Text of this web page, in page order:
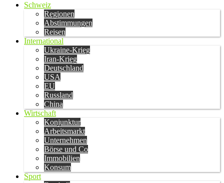
Schweiz
Regionen
Abstimmungen
Reisen
International
Ukraine-Krieg
Iran-Krieg
Deutschland
USA
EU
Russland
China
Wirtschaft
Konjunktur
Arbeitsmarkt
Unternehmen
Börse und Co
Immobilien
Konsum
Sport